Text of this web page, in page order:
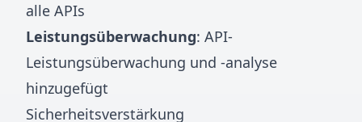
alle APIs
Leistungsüberwachung: API-
Leistungsüberwachung und -analyse
hinzugefügt
Sicherheitsverstärkung